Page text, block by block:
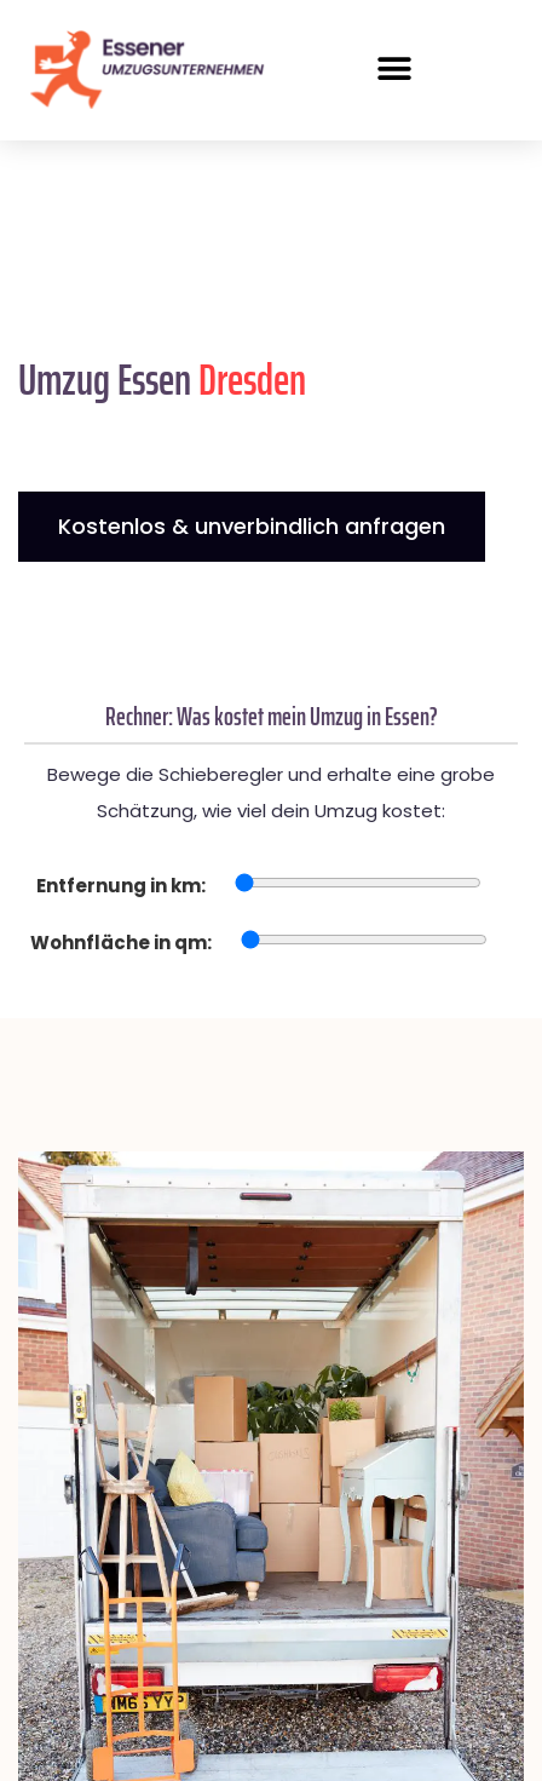
Umzug EssenDresden
Kostenlos & unverbindlich anfragen
Rechner: Was kostet mein Umzug in Essen?
Bewege die Schieberegler und erhalte eine grobe
Schätzung, wie viel dein Umzug kostet:
Entfernung in km:
Wohnfläche in qm: